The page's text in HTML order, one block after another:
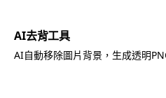
AI去背工具
AI自動移除圖片背景，生成透明